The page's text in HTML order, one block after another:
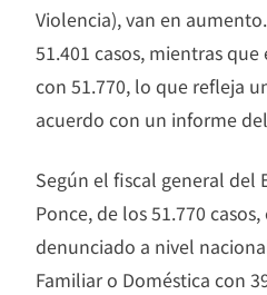
Violencia), van en
51.401 casos, mientras
con 51.770, lo que refleja
acuerdo con un informe
Según el fiscal general del
Ponce, de los 51.770
denunciado a nivel
Familiar o Doméstica con